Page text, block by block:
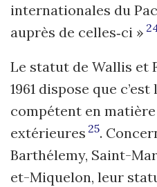
internationales du
auprès de celles‑ci »
Le statut de Wallis et
1961 dispose que
compétent en
extérieures 25.
Barthélemy, Saint-
et-Miquelon, leur